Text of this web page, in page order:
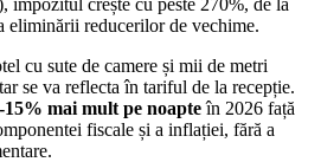
eliminării reducerilor de vechime.
cu sute de camere și mii de metri
se va reflecta în tariful de la recepție.
15% mai mult pe noapteîn 2026 față
fiscale și a inflației, fără a